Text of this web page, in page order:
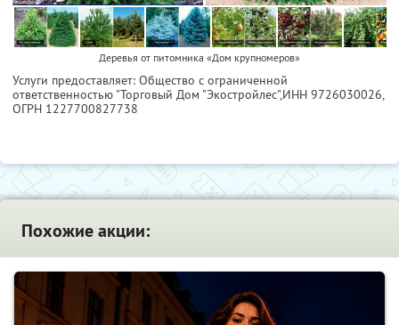
Деревья от питомника «Дом крупномеров»
Услуги предоставляет: Общество с ограниченной
ответственностью "Торговый Дом "Экостройлес",ИНН 9726030026,
ОГРН 1227700827738
Похожие акции: